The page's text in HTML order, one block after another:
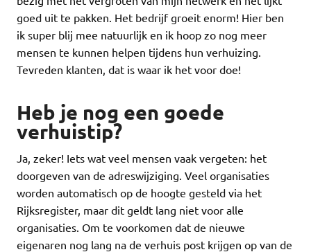
goed uit te pakken. Het bedrijf groeit enorm! Hier ben
ik super blij mee natuurlijk en ik hoop zo nog meer
mensen te kunnen helpen tijdens hun verhuizing.
Tevreden klanten, dat is waar ik het voor doe!
Heb je nog een goede
verhuistip?
Ja, zeker! Iets wat veel mensen vaak vergeten: het
doorgeven van de adreswijziging. Veel organisaties
worden automatisch op de hoogte gesteld via het
Rijksregister, maar dit geldt lang niet voor alle
organisaties. Om te voorkomen dat de nieuwe
eigenaren nog lang na de verhuis post krijgen op van de